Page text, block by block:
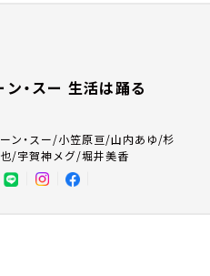
ン・スー 生活は踊る
ン・スー/小笠原亘/山内あゆ/杉
/宇賀神メグ/堀井美香